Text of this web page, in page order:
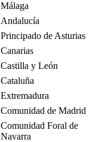
Málaga
Andalucía
Principado de Asturias
Canarias
Castilla y León
Cataluña
Extremadura
Comunidad de Madrid
Comunidad Foral de
Navarra